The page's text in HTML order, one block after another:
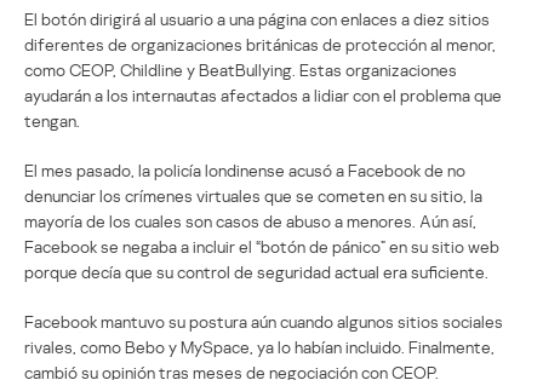
El botón dirigirá al usuario a una página con enlaces a diez sitios
diferentes de organizaciones británicas de protección al menor,
como CEOP, Childline y BeatBullying. Estas organizaciones
ayudarán a los internautas afectados a lidiar con el problema que
tengan.
El mes pasado, la policía londinense acusó a Facebook de no
denunciar los crímenes virtuales que se cometen en su sitio, la
mayoría de los cuales son casos de abuso a menores. Aún así,
Facebook se negaba a incluir el “botón de pánico” en su sitio web
porque decía que su control de seguridad actual era suficiente.
Facebook mantuvo su postura aún cuando algunos sitios sociales
rivales, como Bebo y MySpace, ya lo habían incluido. Finalmente,
cambió su opinión tras meses de negociación con CEOP.